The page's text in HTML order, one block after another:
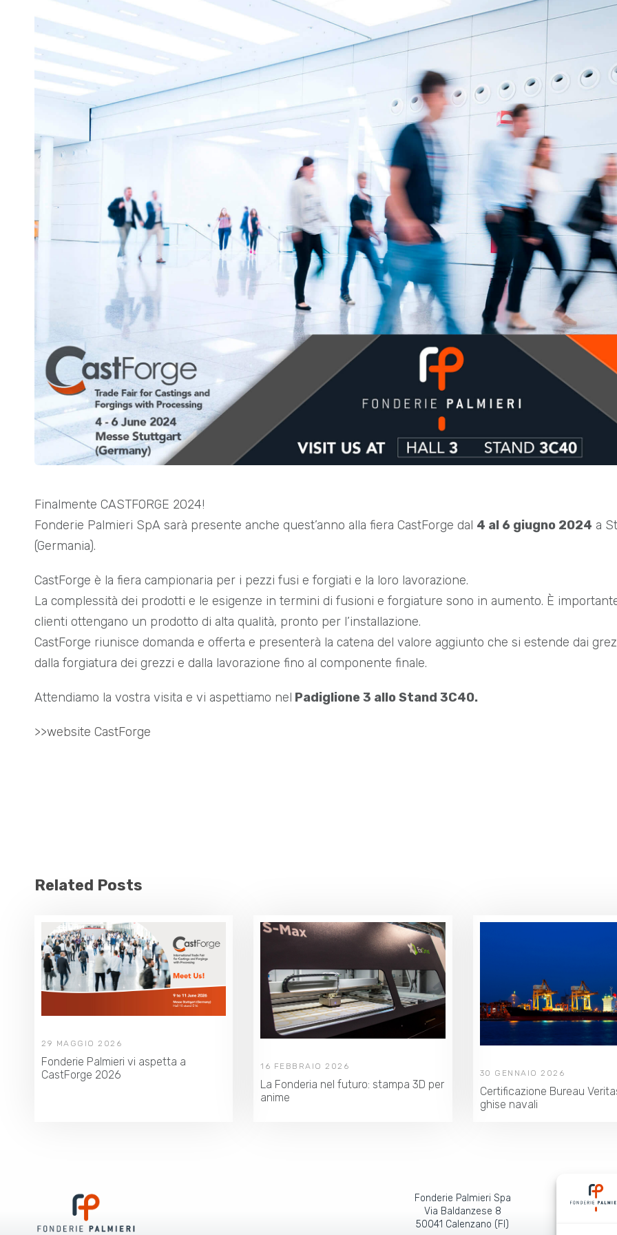
Finalmente CASTFORGE 2024!
Fonderie Palmieri SpA sarà presente anche quest’anno alla fiera CastForge dal 4 al 6 giugno 2024 a
(Germania).
CastForge è la fiera campionaria per i pezzi fusi e forgiati e la loro lavorazione.
La complessità dei prodotti e le esigenze in termini di fusioni e forgiature sono in aumento. È
clienti ottengano un prodotto di alta qualità, pronto per l’installazione.
CastForge riunisce domanda e offerta e presenterà la catena del valore aggiunto che si estende dai
dalla forgiatura dei grezzi e dalla lavorazione fino al componente finale.
Attendiamo la vostra visita e vi aspettiamo nel Padiglione 3 allo Stand 3C40.
>>website CastForge
Related Posts
29 MAGGIO 2026
Fonderie Palmieri vi aspetta a
CastForge 2026
16 FEBBRAIO 2026
La Fonderia nel futuro: stampa 3D per
anime
30 GENNAIO 2026
Certificazione Bureau
ghise navali
Fonderie Palmieri Spa
Via Baldanzese 8
50041 Calenzano (FI)